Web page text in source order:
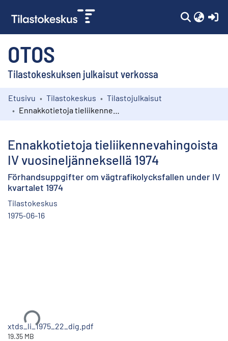
OTOS
Tilastokeskuksen julkaisut verkossa
Kokoelmat
Etusivu Tilastokeskus
Tilastojulkaisut
Ennakkotietoja tieliikennevahingoista
IV vuosineljänneksellä 1974
Förhandsuppgifter om vägtrafikolycksfallen under IV
kvartalet 1974
Tilastokeskus
1975-06-16
Ladataan...
xtds_li_1975_22_dig.pdf
19.35 MB